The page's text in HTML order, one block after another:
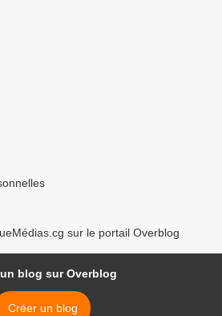
sur le portail Overblog
blog sur Overblog
Créer un blog